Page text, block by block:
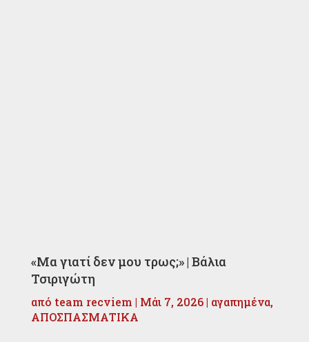
«Μα γιατί δεν μου τρως;» | Βάλια
Τσιριγώτη
από team recviem | Μάι 7, 2026| αγαπημένα,
ΑΠΟΣΠΑΣΜΑΤΙΚΑ